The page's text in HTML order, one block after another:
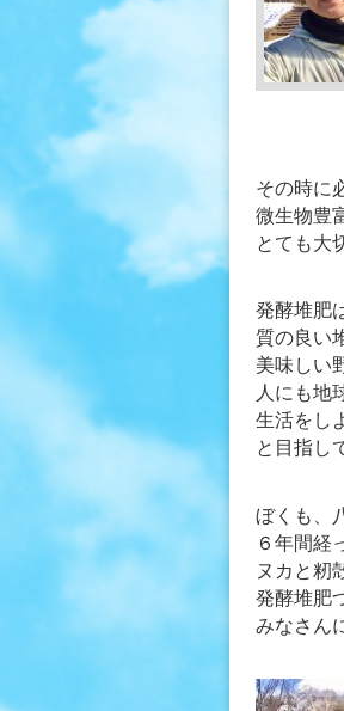
その時に
微生物豊
とても大
発酵堆肥
質の良い
美味しい
人にも地
生活をし
と目指し
ぼくも、
６年間経
ヌカと籾
発酵堆肥
みなさん